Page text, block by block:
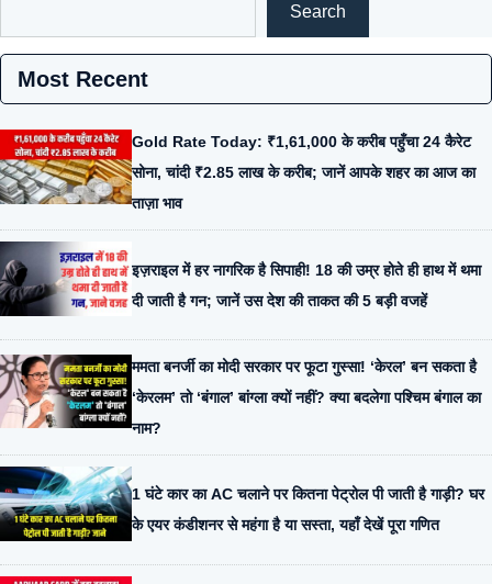
Search
Most Recent
Gold Rate Today: ₹1,61,000 के करीब पहुँचा 24 कैरेट
सोना, चांदी ₹2.85 लाख के करीब; जानें आपके शहर का आज का
ताज़ा भाव
इज़राइल में हर नागरिक है सिपाही! 18 की उम्र होते ही हाथ में थमा
दी जाती है गन; जानें उस देश की ताकत की 5 बड़ी वजहें
ममता बनर्जी का मोदी सरकार पर फूटा गुस्सा! ‘केरल’ बन सकता है
‘केरलम’ तो ‘बंगाल’ बांग्ला क्यों नहीं? क्या बदलेगा पश्चिम बंगाल का
नाम?
1 घंटे कार का AC चलाने पर कितना पेट्रोल पी जाती है गाड़ी? घर
के एयर कंडीशनर से महंगा है या सस्ता, यहाँ देखें पूरा गणित